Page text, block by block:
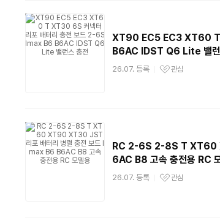
XT90 EC5 EC3 XT60 T
B6AC IDST Q6 Lite 밸런
26.07. 등록
관심상품
관심
RC 2-6S 2-8S T XT60
6AC B8 고속 충전용 RC
26.07. 등록
관심상품
관심